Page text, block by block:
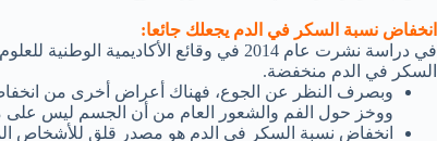
انخفاض نسبة السكر في الدم يجعلك جائعا:
في دراسة نشرت عام 2014 في وقائع
السكر في الدم منخفضة.
وبصرف النظر عن الجوع، فهناك أعراض أخرى من
ووخز حول الفم والشعور العام من أن الجسم ليس على
انخفاض نسبة السكر في الدم هو مصدر قلق للأشخاص